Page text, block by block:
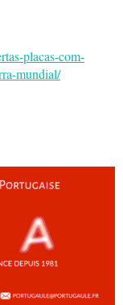
placas-com-
mundial/